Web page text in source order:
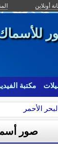
أونلاين
مكتبة
الأحمر
صور